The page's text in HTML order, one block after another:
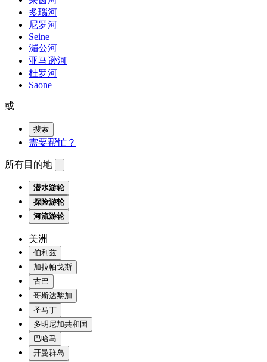
多瑙河
尼罗河
Seine
湄公河
亚马逊河
杜罗河
Saone
或
搜索
需要帮忙？
所有目的地
潜水游轮
探险游轮
河流游轮
美洲
伯利兹
加拉帕戈斯
古巴
哥斯达黎加
圣马丁
多明尼加共和国
巴哈马
开曼群岛